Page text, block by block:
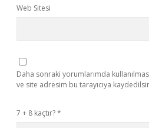
Web Sitesi
Daha sonraki yorumlarımda
ve site adresim bu tarayıcıya
7 + 8 kaçtır?*